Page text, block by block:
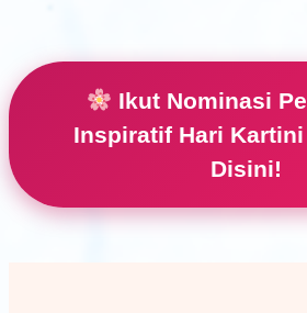
Ikut Nominasi
Inspiratif Hari
Disini!